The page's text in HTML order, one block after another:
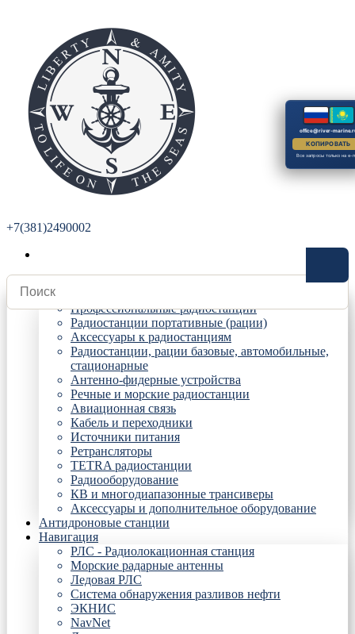
+7(381)2490002
Радиостанции
Профессиональные радиостанции
Радиостанции портативные (рации)
Аксессуары к радиостанциям
Радиостанции, рации базовые, автомобильные,
стационарные
Антенно-фидерные устройства
Речные и морские радиостанции
Авиационная связь
Кабель и переходники
Источники питания
Ретрансляторы
TETRA радиостанции
Радиооборудование
КВ и многодиапазонные трансиверы
Аксессуары и дополнительное оборудование
Антидроновые станции
Навигация
РЛС - Радиолокационная станция
Морские радарные антенны
Ледовая РЛС
Система обнаружения разливов нефти
ЭКНИС
NavNet
office@river-
КОПИРОВАТЬ
Все запросы только на e-